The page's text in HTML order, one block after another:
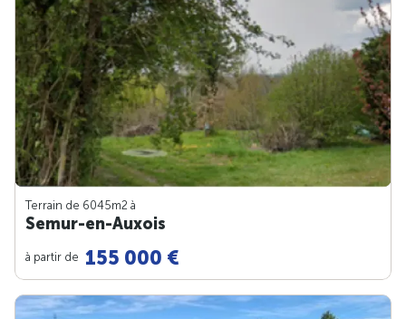
Terrain de 6045m2 à
Semur-en-Auxois
à partir de 155 000 €